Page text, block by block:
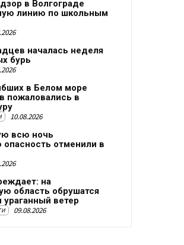
в Волгограде
линию по школьным
началась неделя
бурь
в Белом море
пожаловались в
10.08.2026
всю ночь
опасность отменили в
на
область обрушатся
ураганный ветер
09.08.2026